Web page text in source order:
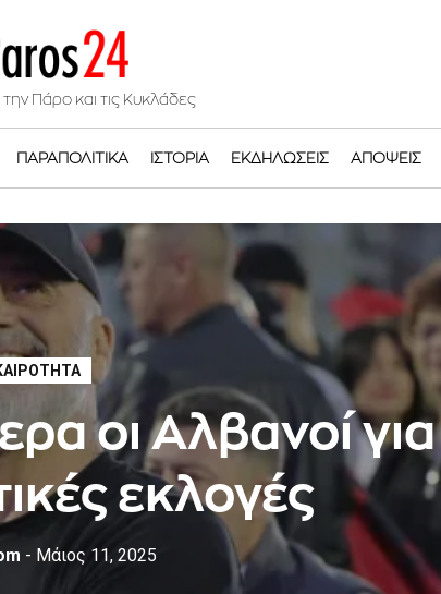
την Πάρο και τις Κυκλάδες
ΠΑΡΑΠΟΛΙΤΙΚΆ ΙΣΤΟΡΊΑ ΕΚΔΗΛΏΣΕΙΣ ΑΠΌΨΕΙΣ
οι Αλβανοί για
εκλογές
- Μάιος 11, 2025